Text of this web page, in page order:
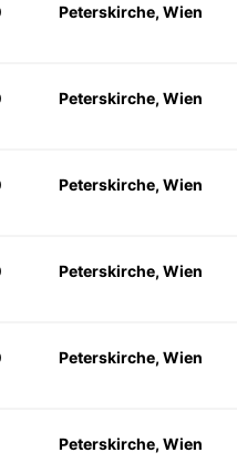
Peterskirche, Wien
Peterskirche, Wien
Peterskirche, Wien
Peterskirche, Wien
Peterskirche, Wien
Peterskirche, Wien